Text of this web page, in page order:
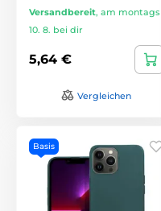
Versandbereit, am montags
10. 8. bei dir
5,64 €
Vergleichen
Basis